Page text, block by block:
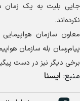
جایی بلیت به یک زمان
نکرده‌اند.
پیام‌رسان بله سازمان
برخی دیگر نیز در دست
منبع: ایسنا